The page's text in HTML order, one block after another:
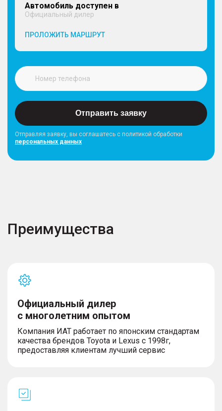
Автомобиль доступен в
Официальный дилер
ПРОЛОЖИТЬ МАРШРУТ
Отправить заявку
Отправляя заявку, вы соглашатесь с политикой обработки
персональных данных
Преимущества
Официальный дилер
с многолетним опытом
Компания ИАТ работает по японским стандартам
качества брендов Toyota и Lexus с 1998г,
предоставляя клиентам лучший сервис